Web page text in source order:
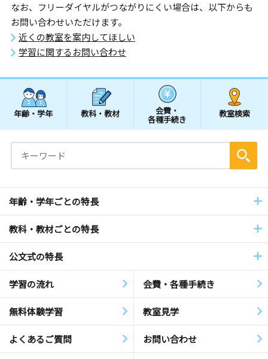
なお、フリーダイヤルがつながりにくい場合は、以下からも
お問い合わせいただけます。
近くの教室を案内してほしい
学習に関するお問い合わせ
年齢・学年 教科・教材 会費・
各種手続き
教室検索
年齢・学年ごとの特長
教科・教材ごとの特長
公文式の特長
学習の流れ 会費・各種手続き
無料体験学習 教室見学
よくあるご質問 お問い合わせ